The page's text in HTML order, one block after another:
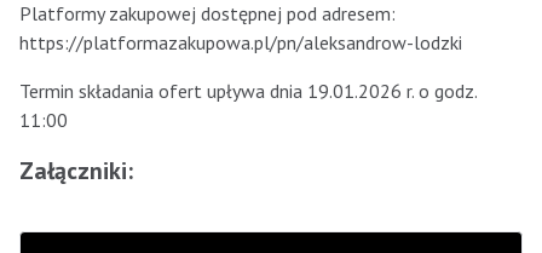
Platformy zakupowej dostępnej pod adresem:
https://platformazakupowa.pl/pn/aleksandrow-lodzki
Termin składania ofert upływa dnia 19.01.2026 r. o godz.
11:00
Załączniki: